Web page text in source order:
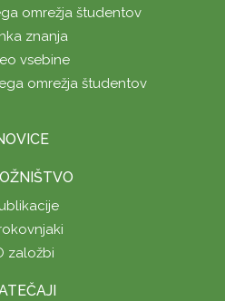
omrežja študentov
znanja
vsebine
omrežja študentov
založbi